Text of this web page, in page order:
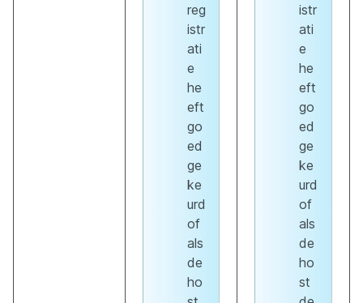
reg
istr
ati
e
he
eft
go
ed
ge
ke
urd
of
als
de
ho
istr
ati
e
he
eft
go
ed
ge
ke
urd
of
als
de
ho
st